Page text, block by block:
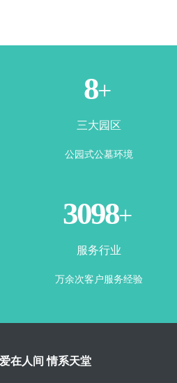
3+
三大园区
公园式公墓环境
3500+
服务行业
万余次客户服务经验
在人间 情系天堂